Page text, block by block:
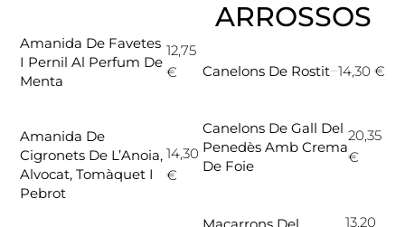
Amanida De Favetes
I Pernil Al Perfum De
Menta
12,75
€
Amanida De
Cigronets De L’Anoia,
Alvocat, Tomàquet I
Pebrot
14,30
€
ARROSSOS
Canelons De Rostit 14,30 €
Canelons De Gall Del
Penedès Amb Crema
De Foie
20,35
€
13,20